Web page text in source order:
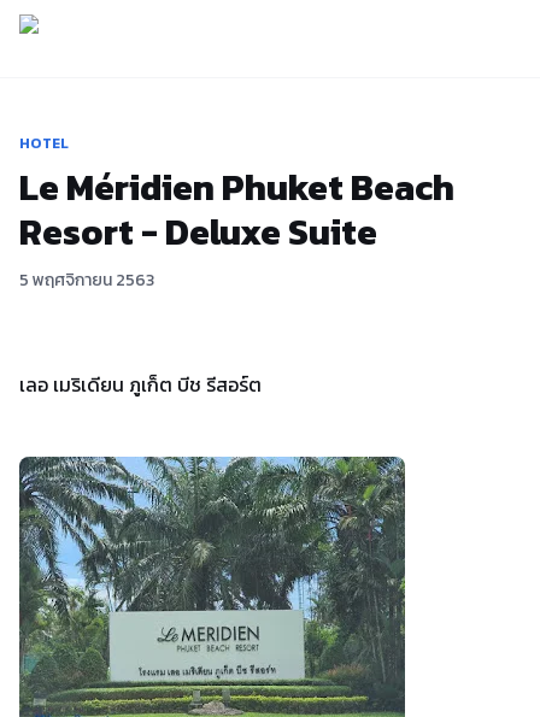
HOTEL
Le Méridien Phuket Beach
Resort - Deluxe Suite
5 พฤศจิกายน 2563
เลอ เมริเดียน ภูเก็ต บีช รีสอร์ต